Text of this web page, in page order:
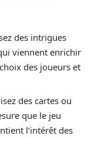
des intrigues
viennent enrichir
des joueurs et
des cartes ou
que le jeu
l’intérêt des